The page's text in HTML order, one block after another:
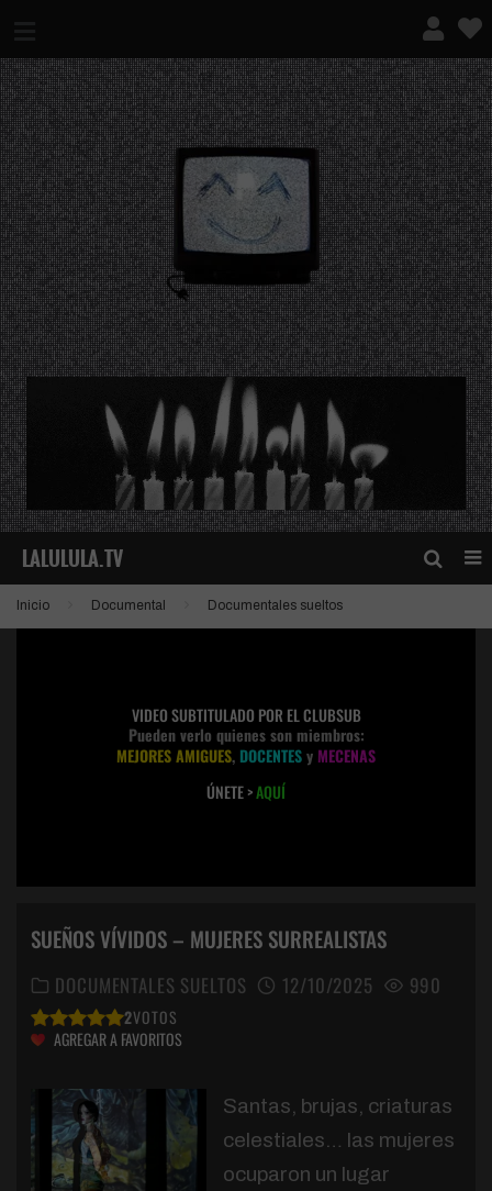
¿QUÉ ES ESTO?
Inicio Documental Documentales sueltos
VIDEO SUBTITULADO POR EL CLUBSUB
Pueden verlo quienes son miembros:
MEJORES AMIGUES, DOCENTESy MECENAS
ÚNETE >AQUÍ
SUEÑOS VÍVIDOS – MUJERES SURREALISTAS
DOCUMENTALES SUELTOS 12/10/2025 990
2VOTOS
AGREGAR A FAVORITOS
Santas, brujas, criaturas
celestiales… las mujeres
ocuparon un lugar